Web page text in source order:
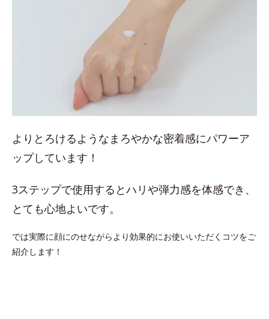
よりとろけるようなまろやかな密着感にパワーア
ップしています！
3ステップで使用するとハリや弾力感を体感でき、
とても心地よいです。
では実際に顔にのせながらより効果的にお使いいただくコツをご
紹介します！